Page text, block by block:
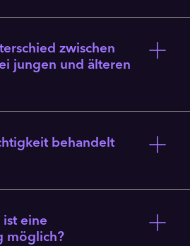
zwischen
jungen und älteren
behandelt
ist eine
möglich?